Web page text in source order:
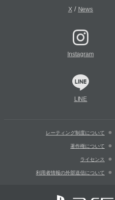
X/ News
Instagram
LINE
レーティング制度について
著作権について
ライセンス
利用者情報の外部送信について